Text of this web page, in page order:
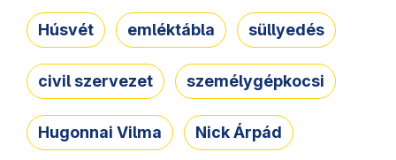
Húsvét emléktábla süllyedés
civil szervezet személygépkocsi
Hugonnai Vilma Nick Árpád